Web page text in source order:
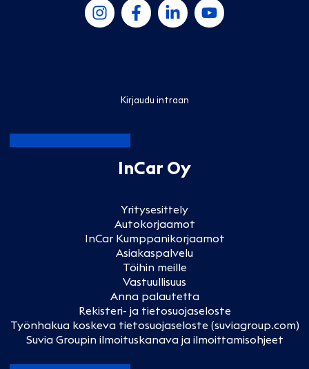
Kirjaudu intraan
InCar Oy
Yritysesittely
Autokorjaamot
InCar Kumppanikorjaamot
Asiakaspalvelu
Töihin meille
Vastuullisuus
Anna palautetta
Rekisteri- ja tietosuojaseloste
Työnhakua koskeva tietosuojaseloste (suviagroup.com)
Suvia Groupin ilmoituskanava ja ilmoittamisohjeet